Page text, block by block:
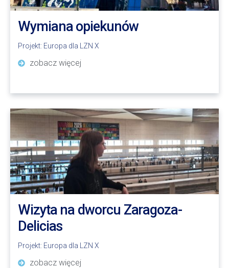
Wymiana opiekunów
Projekt: Europa dla LZN X
zobacz więcej
Wizyta na dworcu Zaragoza-
Delicias
Projekt: Europa dla LZN X
zobacz więcej